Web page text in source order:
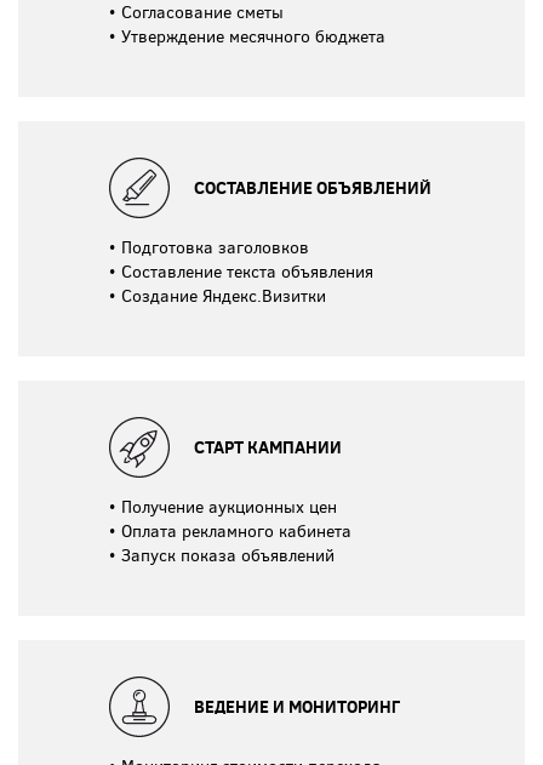
Согласование сметы
Утверждение месячного бюджета
СОСТАВЛЕНИЕ ОБЪЯВЛЕНИЙ
Подготовка заголовков
Составление текста объявления
Создание Яндекс.Визитки
СТАРТ КАМПАНИИ
Получение аукционных цен
Оплата рекламного кабинета
Запуск показа объявлений
ВЕДЕНИЕ И МОНИТОРИНГ